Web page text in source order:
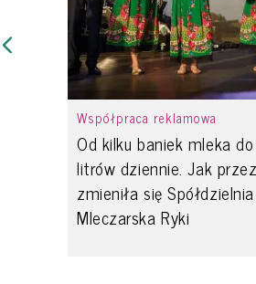
Współpraca reklamowa
Od kilku baniek mleka
litrów dziennie. Jak
zmieniła się Spółdzielnia
Mleczarska Ryki